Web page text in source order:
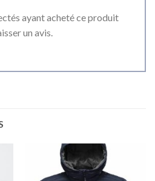
ayant acheté ce produit
un avis.